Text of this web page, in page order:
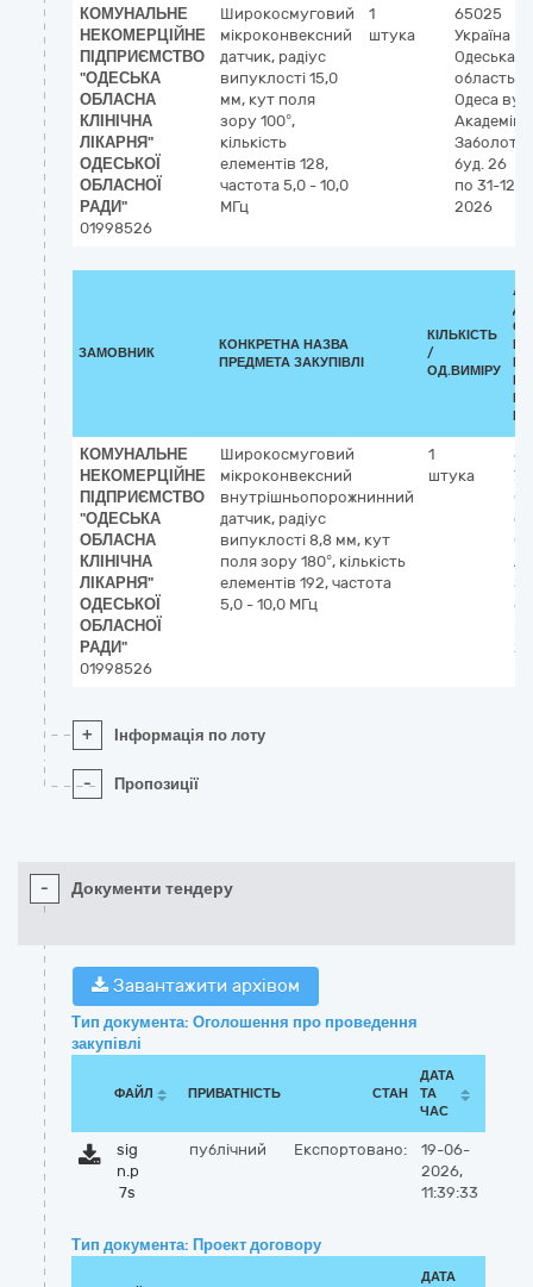
КОМУНАЛЬНЕ
НЕКОМЕРЦІЙНЕ
ПІДПРИЄМСТВО
"ОДЕСЬКА
ОБЛАСНА
КЛІНІЧНА
ЛІКАРНЯ"
ОДЕСЬКОЇ
ОБЛАСНОЇ
РАДИ"
01998526
Широкосмуговий
мікроконвексний
датчик, радіус
випуклості 15,0
мм, кут поля
зору 100°,
кількість
елементів 128,
частота 5,0 - 10,0
МГц
1
штука
65025
Україна
Одеська
область
Одеса вул.
Академіка
буд. 26
по 31-12-
2026
ЗАМОВНИК
КОНКРЕТНА НАЗВА
ПРЕДМЕТА ЗАКУПІВЛІ
КІЛЬКІСТЬ
/
ОД.ВИМІРУ
КОМУНАЛЬНЕ
НЕКОМЕРЦІЙНЕ
ПІДПРИЄМСТВО
"ОДЕСЬКА
ОБЛАСНА
КЛІНІЧНА
ЛІКАРНЯ"
ОДЕСЬКОЇ
ОБЛАСНОЇ
РАДИ"
01998526
Широкосмуговий
мікроконвексний
внутрішньопорожнинний
датчик, радіус
випуклості 8,8 мм, кут
поля зору 180°, кількість
елементів 192, частота
5,0 - 10,0 МГц
1
штука
+ Інформація по лоту
- Пропозиції
- Документи тендеру
Завантажити архівом
Тип документа: Оголошення про проведення
закупівлі
ФАЙЛ ПРИВАТНІСТЬ СТАН
ДАТА
ТА
ЧАС
sig
n.p
7s
публічний Експортовано:
19-06-
2026,
11:39:33
Тип документа: Проект договору
ДАТА